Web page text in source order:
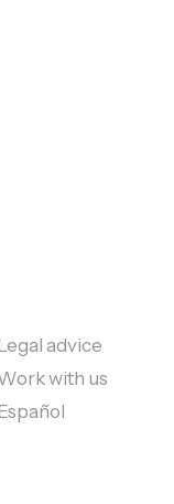
advice
with us